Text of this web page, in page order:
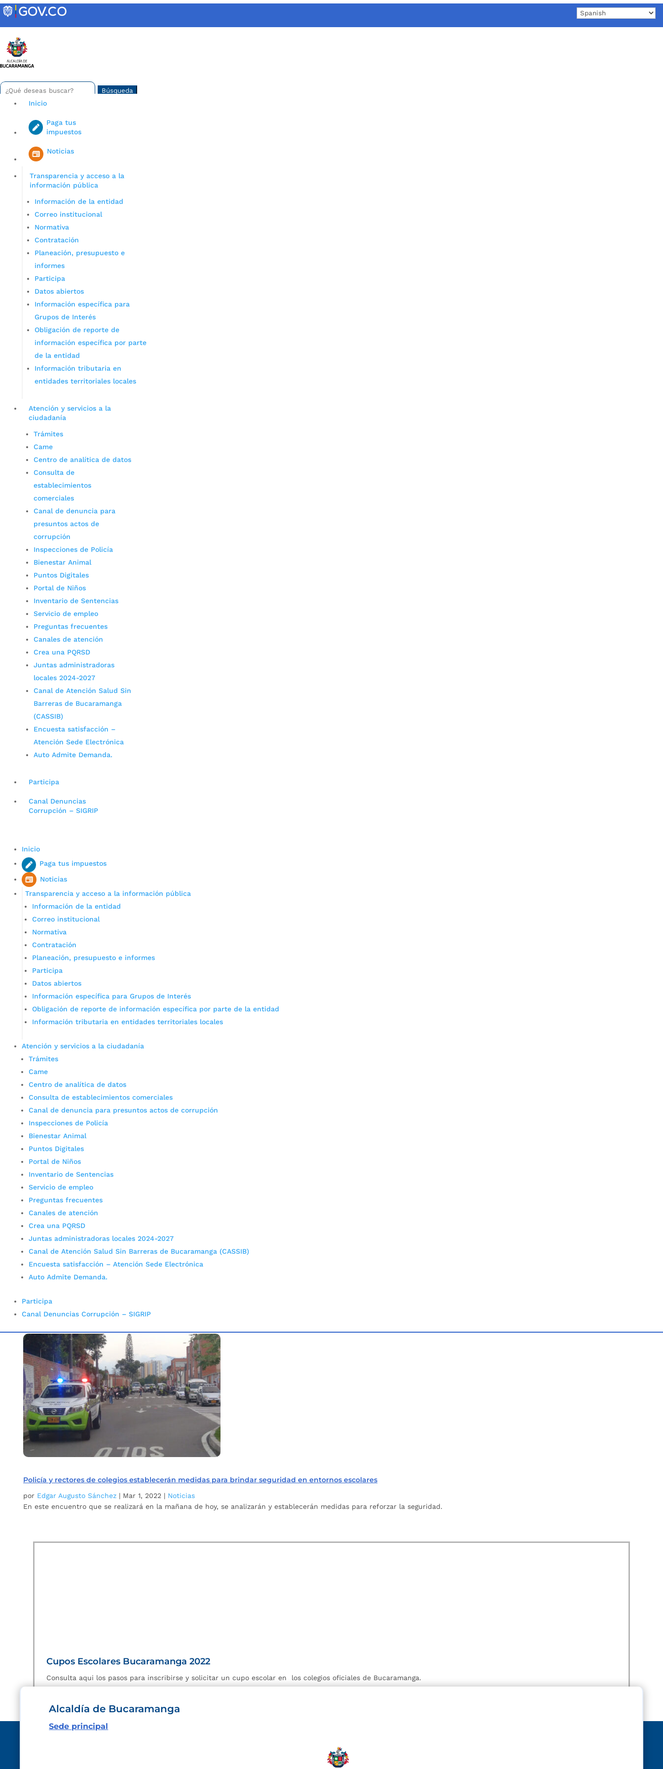
Skip
to
Buscar:
Search
for...
Iniciar sesión en gov co
Inicio
Paga tus
impuestos
Noticias
Transparencia y acceso a la
información pública
Información de la entidad
Correo institucional
Normativa
Contratación
Planeación, presupuesto e
informes
Participa
Datos abiertos
Información específica para
Grupos de Interés
Obligación de reporte de
información específica por parte
de la entidad
Información tributaria en
entidades territoriales locales
Atención y servicios a la
ciudadanía
Trámites
Came
Centro de analítica de datos
Consulta de
establecimientos
comerciales
Canal de denuncia para
presuntos actos de
corrupción
Inspecciones de Policía
Bienestar Animal
Puntos Digitales
Portal de Niños
Inventario de Sentencias
Servicio de empleo
Preguntas frecuentes
Canales de atención
Crea una PQRSD
Juntas administradoras
locales 2024-2027
Canal de Atención Salud Sin
Barreras de Bucaramanga
(CASSIB)
Encuesta satisfacción –
Atención Sede Electrónica
Auto Admite Demanda.
Participa
Canal Denuncias
Corrupción – SIGRIP
Inicio
Paga tus impuestos
Noticias
Transparencia y acceso a la información pública
Información de la entidad
Correo institucional
Normativa
Contratación
Planeación, presupuesto e informes
Participa
Datos abiertos
Información específica para Grupos de Interés
Obligación de reporte de información específica por parte de la entidad
Información tributaria en entidades territoriales locales
Atención y servicios a la ciudadanía
Trámites
Came
Centro de analítica de datos
Consulta de establecimientos comerciales
Canal de denuncia para presuntos actos de corrupción
Inspecciones de Policía
Bienestar Animal
Puntos Digitales
Portal de Niños
Inventario de Sentencias
Servicio de empleo
Preguntas frecuentes
Canales de atención
Crea una PQRSD
Juntas administradoras locales 2024-2027
Canal de Atención Salud Sin Barreras de Bucaramanga (CASSIB)
Encuesta satisfacción – Atención Sede Electrónica
Auto Admite Demanda.
Participa
Canal Denuncias Corrupción – SIGRIP
Inicio 5 Etiqueta: Entornos escolares seguros
Policía y rectores de colegios establecerán medidas para brindar seguridad en entornos escolares
por Edgar Augusto Sánchez | Mar 1, 2022 | Noticias
En este encuentro que se realizará en la mañana de hoy, se analizarán y establecerán medidas para reforzar la seguridad.
Cupos Escolares Bucaramanga 2022
Consulta aqui los pasos para inscribirse y solicitar un cupo escolar en los colegios oficiales de Bucaramanga.
Alcaldía de Bucaramanga
Sede principal